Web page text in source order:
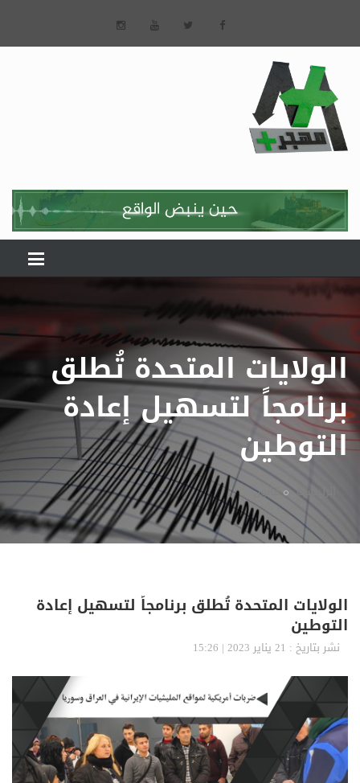
الولايات المتحدة تُطلق
برنامجاً لتسهيل إعادة
التوطين
الرئيسية قانون
الولايات المتحدة تُطلق برنامجاً لتسهيل إعادة
التوطين
نشر بتاريخ : 21 يناير 2023 | 15:26